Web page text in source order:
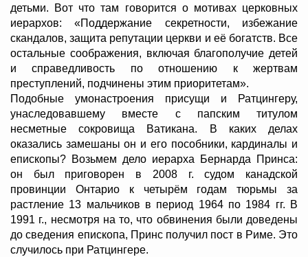
детьми. Вот что там говорится о мотивах церковных
иерархов: «Поддержание секретности, избежание
скандалов, защита репутации церкви и её богатств. Все
остальные соображения, включая благополучие детей
и справедливость по отношению к жертвам
преступлений, подчинены этим приоритетам».
Подобные умонастроения присущи и Ратцингеру,
унаследовавшему вместе с папским титулом
несметные сокровища Ватикана. В каких делах
оказались замешаны он и его пособники, кардиналы и
епископы? Возьмем дело иерарха Бернарда Принса:
он был приговорен в 2008 г. судом канадской
провинции Онтарио к четырём годам тюрьмы за
растление 13 мальчиков в период 1964 по 1984 гг. В
1991 г., несмотря на то, что обвинения были доведены
до сведения епископа, Принс получил пост в Риме. Это
случилось при Ратцингере.